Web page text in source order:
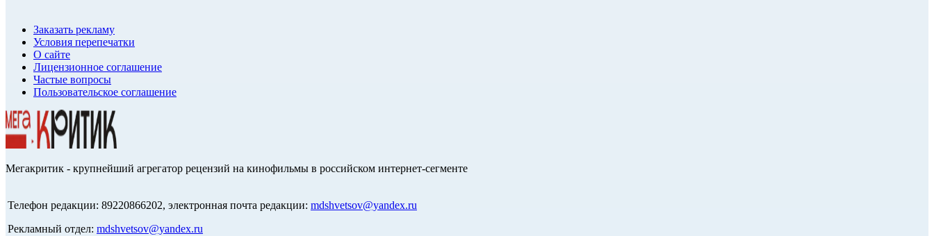
Заказать рекламу
Условия перепечатки
О сайте
Лицензионное соглашение
Частые вопросы
Пользовательское соглашение
Мегакритик - крупнейший агрегатор рецензий на кинофильмы в российском интернет-сегменте
Телефон редакции: 89220866202, электронная почта редакции: mdshvetsov@yandex.ru
Рекламный отдел: mdshvetsov@yandex.ru